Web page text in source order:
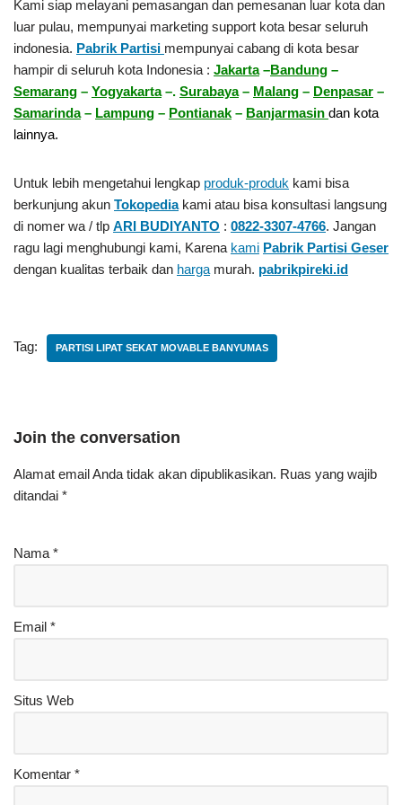
Kami siap melayani pemasangan dan pemesanan luar kota dan
luar pulau, mempunyai marketing support kota besar seluruh
indonesia. Pabrik Partisi mempunyai cabang di kota besar
hampir di seluruh kota Indonesia : Jakarta–Bandung –
Semarang – Yogyakarta–. Surabaya– Malang – Denpasar –
Samarinda– Lampung – Pontianak – Banjarmasin dan kota
lainnya.
Untuk lebih mengetahui lengkap produk-produk kami bisa
berkunjung akun Tokopediakami atau bisa konsultasi langsung
di nomer wa / tlp ARI BUDIYANTO : 0822-3307-4766. Jangan
ragu lagi menghubungi kami, Karena kami Pabrik Partisi Geser
dengan kualitas terbaik dan harga murah. pabrikpireki.id
Tag: PARTISI LIPAT SEKAT MOVABLE BANYUMAS
Join the conversation
Alamat email Anda tidak akan dipublikasikan. Ruas yang wajib
ditandai *
Nama *
Email *
Situs Web
Komentar *